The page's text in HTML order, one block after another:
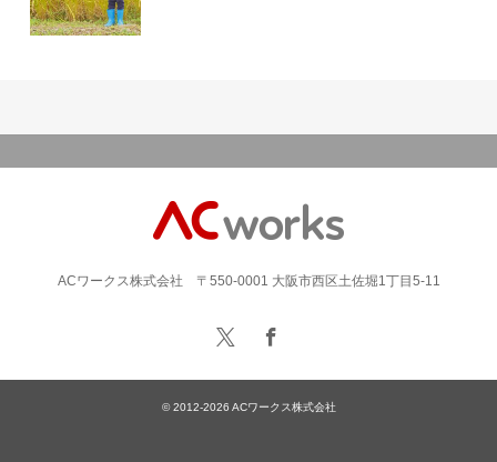
ACワークス株式会社 〒550-0001 大阪市西区土佐堀1丁目5-11
© 2012-2026 ACワークス株式会社